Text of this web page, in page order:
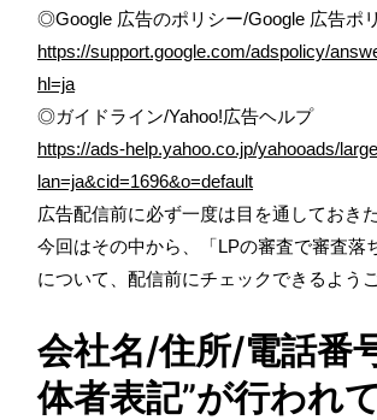
◎Google 広告のポリシー/Google 広告ポ
https://support.google.com/adspolicy/
hl=ja
◎ガイドライン/Yahoo!広告ヘルプ
https://ads-help.yahoo.co.jp/yahooads/
lan=ja&cid=1696&o=default
広告配信前に必ず一度は目を通しておき
今回はその中から、「LPの審査で審査落
について、配信前にチェックできるよう
会社名/住所/電話番
体者表記”が行われ